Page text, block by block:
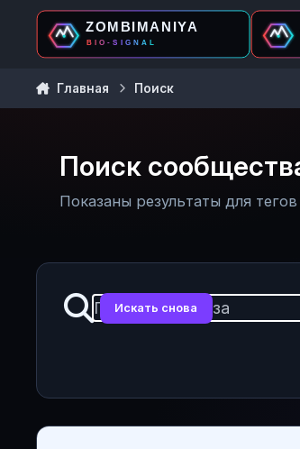
Перейти к содержанию
Главная Поиск
Поиск
Показаны результаты для
Искать снова